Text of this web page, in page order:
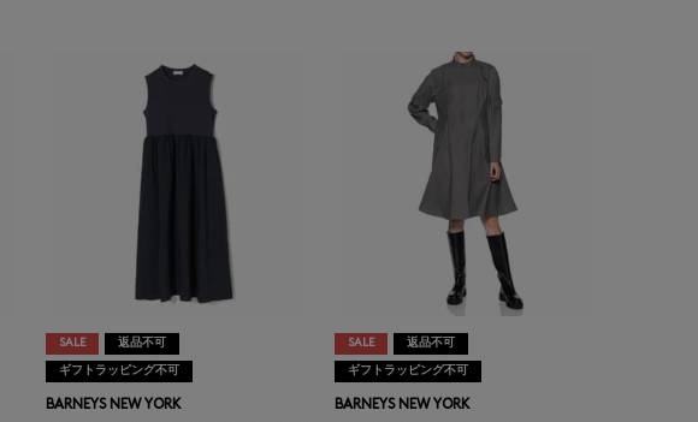
SALE 返品不可
ギフトラッピング不可
BARNEYS NEW YORK
SALE 返品不可
ギフトラッピング不可
BARNEYS NEW YORK